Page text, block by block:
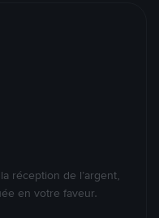
réception de l’argent,
en votre faveur.